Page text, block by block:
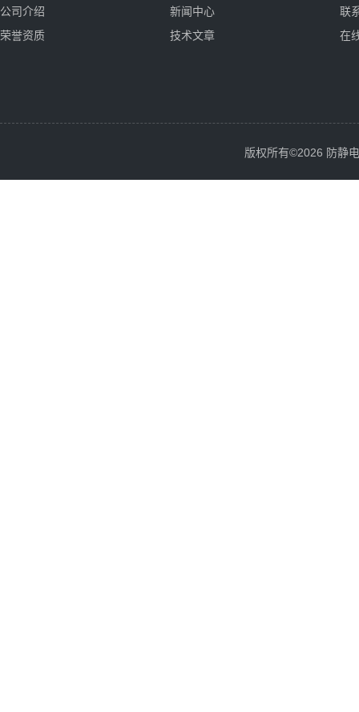
公司介绍
荣誉资质
新闻中心
技术文章
联
在
版权所有©2026 防静